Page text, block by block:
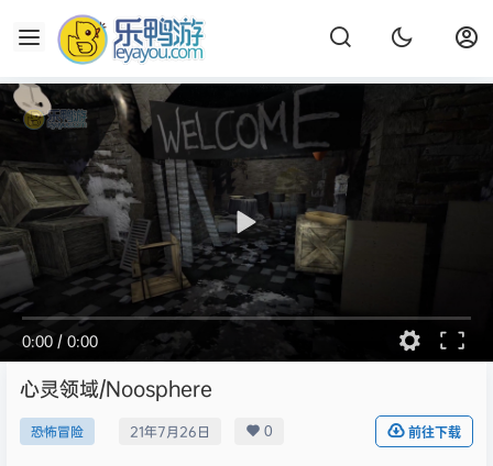
0:00 / 0:00
心灵领域/Noosphere
恐怖冒险 21年7月26日 0 前往下载